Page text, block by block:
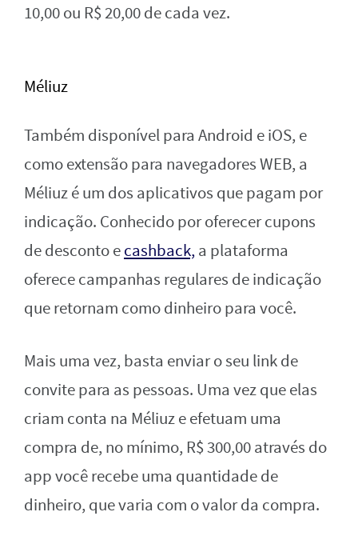
10,00 ou R$ 20,00 de cada vez.
Méliuz
Também disponível para Android e iOS, e
como extensão para navegadores WEB, a
Méliuz é um dos aplicativos que pagam por
indicação. Conhecido por oferecer cupons
de desconto ecashback,a plataforma
oferece campanhas regulares de indicação
que retornam como dinheiro para você.
Mais uma vez, basta enviar o seu link de
convite para as pessoas. Uma vez que elas
criam conta na Méliuz e efetuam uma
compra de, no mínimo, R$ 300,00 através do
app você recebe uma quantidade de
dinheiro, que varia com o valor da compra.